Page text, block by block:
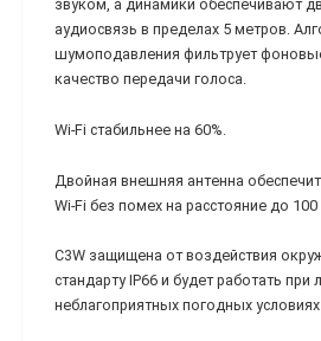
звуком, а динамики обеспечивают
аудиосвязь в пределах 5 метров.
шумоподавления фильтрует
качество передачи голоса.
Wi-Fi стабильнее на 60%.
Двойная внешняя антенна
Wi-Fi без помех на расстояние до 100
C3W защищена от воздействия
стандарту IP66 и будет работать
неблагоприятных погодных